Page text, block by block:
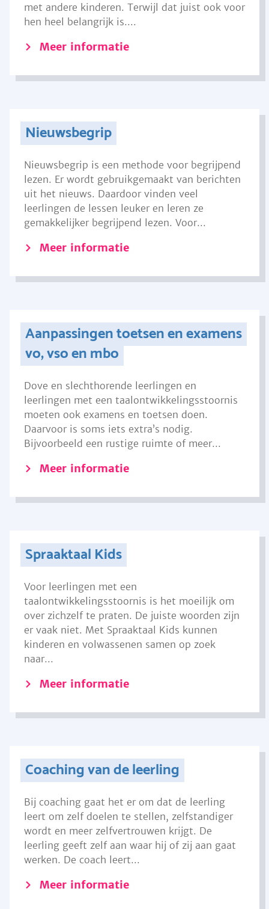
met andere kinderen. Terwijl dat juist ook voor
hen heel belangrijk is....
Meer informatie
Nieuwsbegrip
Nieuwsbegrip is een methode voor begrijpend
lezen. Er wordt gebruikgemaakt van berichten
uit het nieuws. Daardoor vinden veel
leerlingen de lessen leuker en leren ze
gemakkelijker begrijpend lezen. Voor...
Meer informatie
Aanpassingen toetsen en examens
vo, vso en mbo
Dove en slechthorende leerlingen en
leerlingen met een taalontwikkelingsstoornis
moeten ook examens en toetsen doen.
Daarvoor is soms iets extra’s nodig.
Bijvoorbeeld een rustige ruimte of meer...
Meer informatie
Spraaktaal Kids
Voor leerlingen met een
taalontwikkelingsstoornis is het moeilijk om
over zichzelf te praten. De juiste woorden zijn
er vaak niet. Met Spraaktaal Kids kunnen
kinderen en volwassenen samen op zoek
naar...
Meer informatie
Coaching van de leerling
Bij coaching gaat het er om dat de leerling
leert om zelf doelen te stellen, zelfstandiger
wordt en meer zelfvertrouwen krijgt. De
leerling geeft zelf aan waar hij of zij aan gaat
werken. De coach leert...
Meer informatie